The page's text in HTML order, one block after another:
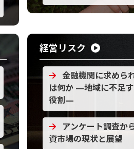
経営リスク
金融機関に求めら
は何か ―地域に不足
役割―
アンケート調査か
資市場の現状と展望